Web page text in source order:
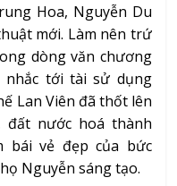
Hoa, Nguyễn Du
mới. Làm nên trứ
dòng văn chương
tới tài sử dụng
Lan Viên đã thốt lên
đất nước hoá thành
bái vẻ đẹp của bức
Nguyễn sáng tạo.